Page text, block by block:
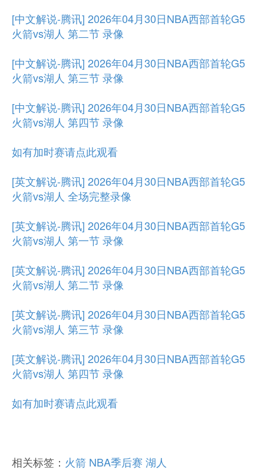
[中文解说-腾讯] 2026年04月30日NBA西部首轮G5
火箭vs湖人 第二节 录像
[中文解说-腾讯] 2026年04月30日NBA西部首轮G5
火箭vs湖人 第三节 录像
[中文解说-腾讯] 2026年04月30日NBA西部首轮G5
火箭vs湖人 第四节 录像
如有加时赛请点此观看
[英文解说-腾讯] 2026年04月30日NBA西部首轮G5
火箭vs湖人 全场完整录像
[英文解说-腾讯] 2026年04月30日NBA西部首轮G5
火箭vs湖人 第一节 录像
[英文解说-腾讯] 2026年04月30日NBA西部首轮G5
火箭vs湖人 第二节 录像
[英文解说-腾讯] 2026年04月30日NBA西部首轮G5
火箭vs湖人 第三节 录像
[英文解说-腾讯] 2026年04月30日NBA西部首轮G5
火箭vs湖人 第四节 录像
如有加时赛请点此观看
相关标签： 火箭 NBA季后赛 湖人